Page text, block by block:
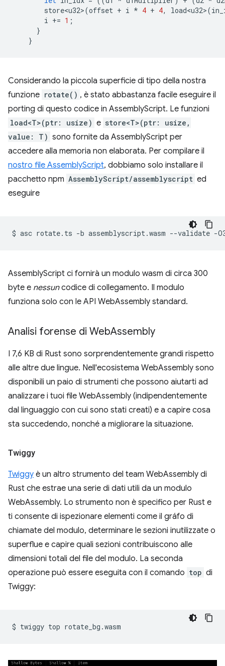
store<u32>(offset + i * 4 + 4, load<u32>(
i += 1 ;
}
}
Considerando la piccola superficie di tipo della nostra
funzione rotate() , è stato abbastanza facile eseguire il
porting di questo codice in AssemblyScript. Le funzioni
load<T>(ptr: usize) e store<T>(ptr: usize,
value: T) sono fornite da AssemblyScript per
accedere alla memoria non elaborata. Per compilare il
nostro file AssemblyScript, dobbiamo solo installare il
pacchetto npm AssemblyScript/assemblyscript ed
eseguire
$ asc rotate.ts -b assemblyscript.wasm --validate
AssemblyScript ci fornirà un modulo wasm di circa 300
byte e nessuncodice di collegamento. Il modulo
funziona solo con le API WebAssembly standard.
Analisi forense di WebAssembly
I 7,6 KB di Rust sono sorprendentemente grandi rispetto
alle altre due lingue. Nell'ecosistema WebAssembly sono
disponibili un paio di strumenti che possono aiutarti ad
analizzare i tuoi file WebAssembly (indipendentemente
dal linguaggio con cui sono stati creati) e a capire cosa
sta succedendo, nonché a migliorare la situazione.
Twiggy
Twiggy è un altro strumento del team WebAssembly di
Rust che estrae una serie di dati utili da un modulo
WebAssembly. Lo strumento non è specifico per Rust e
ti consente di ispezionare elementi come il gráfo di
chiamate del modulo, determinare le sezioni inutilizzate o
superflue e capire quali sezioni contribuiscono alle
dimensioni totali del file del modulo. La seconda
operazione può essere eseguita con il comando top di
Twiggy:
$ twiggy top